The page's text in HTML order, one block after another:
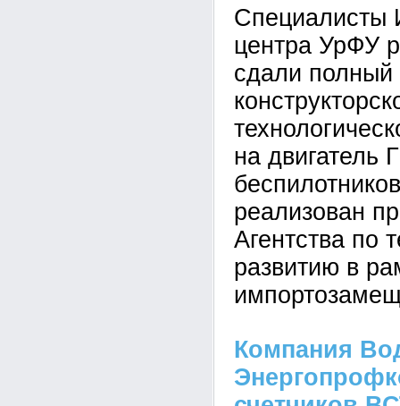
Специалисты
центра УрФУ
сдали полный
на двигатель
реализован
Агентства по
развитию в
Компания